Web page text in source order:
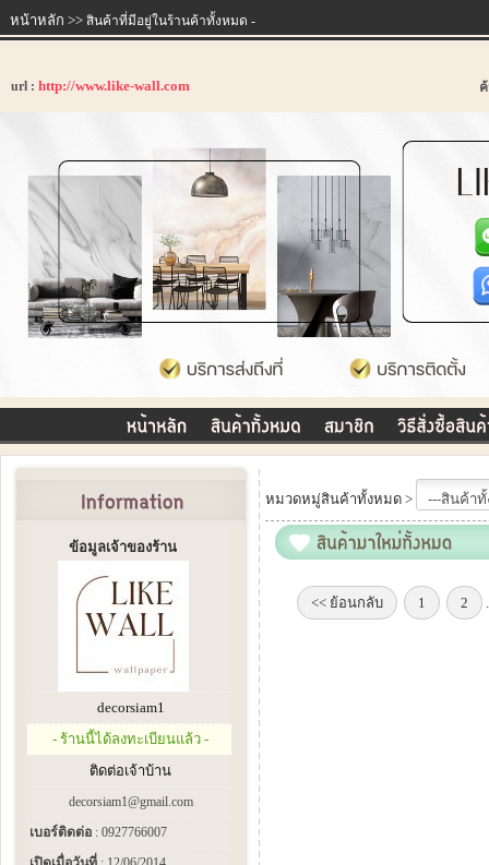
หน้าหลัก >> สินค้าที่มีอยู่ในร้านค้าทั้งหมด -
url : http://www.like-wall.com
ข้อมูลเจ้าของร้าน
decorsiam1
- ร้านนี้ได้ลงทะเบียนแล้ว -
ติดต่อเจ้าบ้าน
decorsiam1@gmail.com
เบอร์ติดต่อ : 0927766007
หมวดหมู่สินค้าทั้งหมด >
<< ย้อนกลับ 1 2